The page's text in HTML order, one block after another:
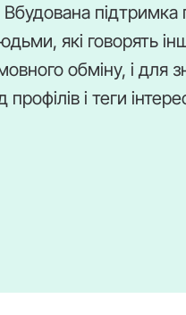
які говорять
обміну, і для
і теги